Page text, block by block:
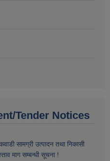
Tender Notices
सामग्री उत्पादन तथा निकासी
माग सम्बन्धी सूचना !